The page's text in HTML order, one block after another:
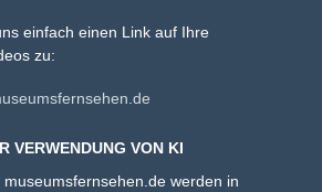
einfach einen Link auf Ihre
zu:
VERWENDUNG VON KI
museumsfernsehen.de werden in